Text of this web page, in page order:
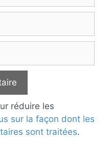
réduire les
sur la façon dont les
sont traitées.